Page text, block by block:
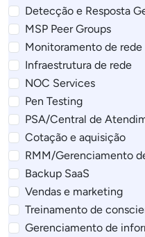
Detecção e Resposta
MSP Peer Groups
Monitoramento de rede
Infraestrutura de rede
NOC Services
Pen Testing
PSA/Central de
Cotação e aquisição
RMM/Gerenciamento
Backup SaaS
Vendas e marketing
Treinamento de
Gerenciamento de